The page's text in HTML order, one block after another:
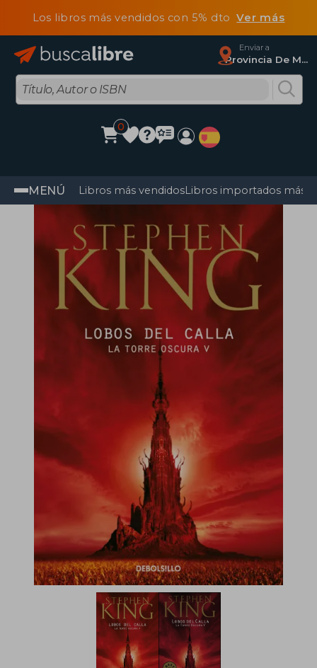
Los libros más vendidos con 5% dtoVer más
Enviar a
Provincia De Madrid
0
MENÚ Libros más vendidosLibros importados más